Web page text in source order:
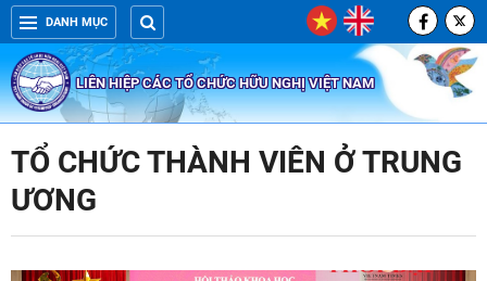
DANH MỤC
LIÊN HIỆP CÁC TỔ CHỨC HỮU NGHỊ VIỆT NAM
TỔ CHỨC THÀNH VIÊN Ở TRUNG
ƯƠNG